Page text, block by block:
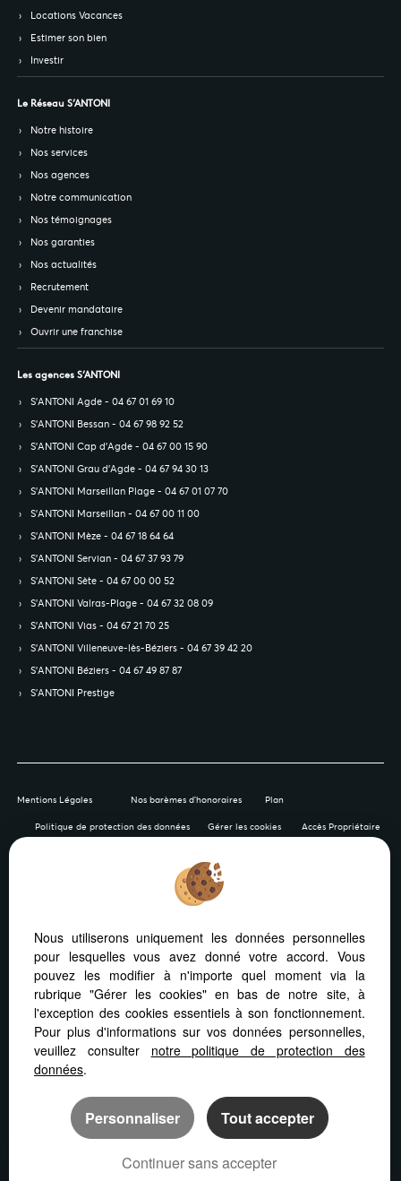
Locations Vacances
Estimer son bien
Investir
Le Réseau S’ANTONI
Notre histoire
Nos services
Nos agences
Notre communication
Nos témoignages
Nos garanties
Nos actualités
Recrutement
Devenir mandataire
Ouvrir une franchise
Les agences S’ANTONI
S’ANTONI Agde - 04 67 01 69 10
S’ANTONI Bessan - 04 67 98 92 52
S’ANTONI Cap d'Agde - 04 67 00 15 90
S’ANTONI Grau d'Agde - 04 67 94 30 13
S’ANTONI Marseillan Plage - 04 67 01 07 70
S’ANTONI Marseillan - 04 67 00 11 00
S’ANTONI Mèze - 04 67 18 64 64
S’ANTONI Servian - 04 67 37 93 79
S’ANTONI Sète - 04 67 00 00 52
S’ANTONI Valras-Plage - 04 67 32 08 09
S’ANTONI Vias - 04 67 21 70 25
S’ANTONI Villeneuve-lès-Béziers - 04 67 39 42 20
S’ANTONI Béziers - 04 67 49 87 87
S’ANTONI Prestige
Mentions Légales Nos barèmes d'honoraires Plan
Politique de protection des données Gérer les cookies Accès Propriétaire
Afin de vous offrir un confort de lecture permanent, depuis
votre PC, votre tablette ou votre smartphone, notre site
s’adapte automatiquement aux différents types d'écrans
Logiciel immobilier
Nous utiliserons uniquement les données personnelles
pour lesquelles vous avez donné votre accord. Vous
pouvez les modifier à n'importe quel moment via la
rubrique "Gérer les cookies" en bas de notre site, à
l'exception des cookies essentiels à son fonctionnement.
Pour plus d'informations sur vos données personnelles,
veuillez consulter notre politique de protection des
données.
Personnaliser Tout accepter
Continuer sans accepter